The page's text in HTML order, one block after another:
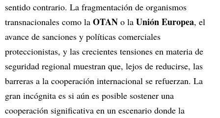
sentido contrario. La fragmentación de organismos
transnacionales como la OTAN o la Unión Europea, el
avance de sanciones y políticas comerciales
proteccionistas, y las crecientes tensiones en materia de
seguridad regional muestran que, lejos de reducirse, las
barreras a la cooperación internacional se refuerzan. La
gran incógnita es si aún es posible sostener una
cooperación significativa en un escenario donde la